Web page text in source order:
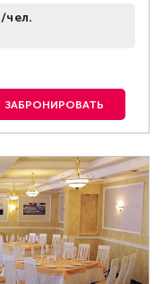
чел.
ЗАБРОНИРОВАТЬ